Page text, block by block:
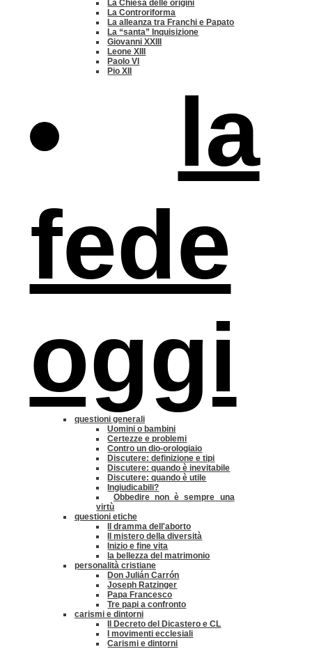
La Chiesa delle origini
La Controriforma
La alleanza tra Franchi e Papato
La “santa” Inquisizione
Giovanni XXIII
Leone XIII
Paolo VI
Pio XII
la
fede
oggi
questioni generali
Uomini o bambini
Certezze e problemi
Contro un dio-orologiaio
Discutere: definizione e tipi
Discutere: quando è inevitabile
Discutere: quando è utile
Ingiudicabili?
Obbedire non è sempre una
virtù
questioni etiche
Il dramma dell'aborto
Il mistero della diversità
Inizio e fine vita
la bellezza del matrimonio
personalità cristiane
Don Julián Carrón
Joseph Ratzinger
Papa Francesco
Tre papi a confronto
carismi e dintorni
Il Decreto del Dicastero e CL
I movimenti ecclesiali
Carismi e dintorni